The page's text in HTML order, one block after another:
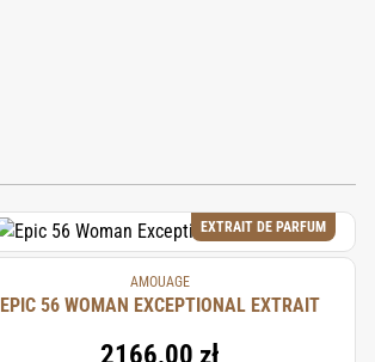
EXTRAIT DE PARFUM
AMOUAGE
EPIC 56 WOMAN EXCEPTIONAL EXTRAIT
2166,00 zł